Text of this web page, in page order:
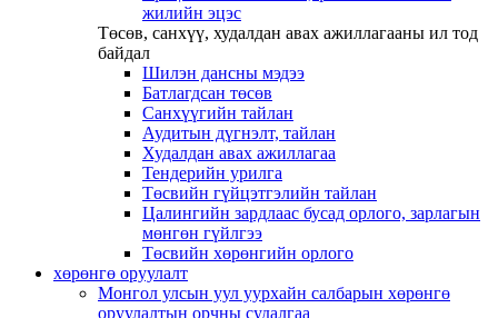
жилийн эцэс
Төсөв, санхүү, худалдан авах ажиллагааны ил тод
байдал
Шилэн дансны мэдээ
Батлагдсан төсөв
Санхүүгийн тайлан
Аудитын дүгнэлт, тайлан
Худалдан авах ажиллагаа
Тендерийн урилга
Төсвийн гүйцэтгэлийн тайлан
Цалингийн зардлаас бусад орлого, зарлагын
мөнгөн гүйлгээ
Төсвийн хөрөнгийн орлого
хөрөнгө оруулалт
Монгол улсын уул уурхайн салбарын хөрөнгө
оруулалтын орчны судалгаа